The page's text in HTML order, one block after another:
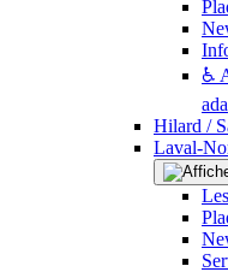
♿
Hilard /
Laval-